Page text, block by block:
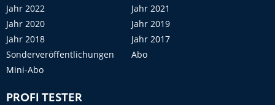
Jahr 2022
Jahr 2021
Jahr 2020
Jahr 2019
Jahr 2018
Jahr 2017
Sonderveröffentlichungen
Abo
Mini-Abo
PROFI TESTER